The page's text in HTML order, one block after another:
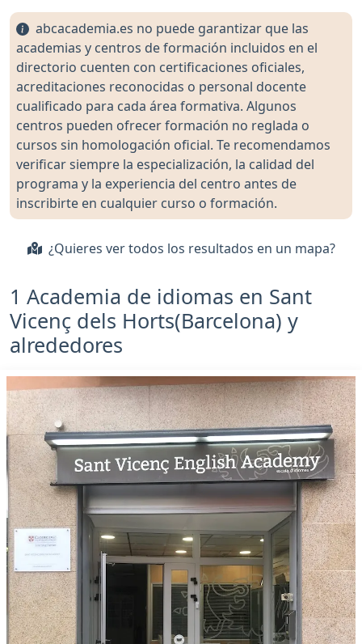
abcacademia.es no puede garantizar que las
academias y centros de formación incluidos en el
directorio cuenten con certificaciones oficiales,
acreditaciones reconocidas o personal docente
cualificado para cada área formativa. Algunos
centros pueden ofrecer formación no reglada o
cursos sin homologación oficial. Te recomendamos
verificar siempre la especialización, la calidad del
programa y la experiencia del centro antes de
inscribirte en cualquier curso o formación.
¿Quieres ver todos los resultados en un mapa?
1 Academia de idiomas en Sant
Vicenç dels Horts(Barcelona) y
alrededores